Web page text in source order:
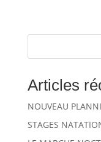
Articles
NOUVEAU
STAGES